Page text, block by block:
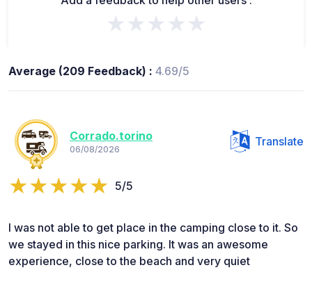
★★★★★
Average (209 Feedback) : 4.69/5
Corrado.torino
06/08/2026
Translate
5/5
I was not able to get place in the camping close to it. So
we stayed in this nice parking. It was an awesome
experience, close to the beach and very quiet